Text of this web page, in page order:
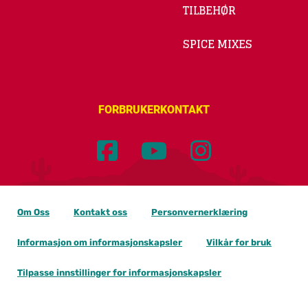
TILBEHØR
SPICE MIXES
FORBRUKERKONTAKT
Om Oss Kontakt oss Personvernerklæring
Informasjon om informasjonskapsler Vilkår for bruk
Tilpasse innstillinger for informasjonskapsler